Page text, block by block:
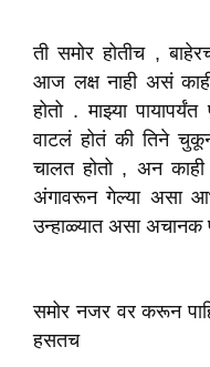
ती समोर होतीच ,
आज लक्ष नाही असं
होतो . माझ्या
वाटलं होतं की तिने
चालत होतो , अन काही
अंगावरून गेल्या असा
उन्हाळ्यात असा
समोर नजर वर करून
हसतच